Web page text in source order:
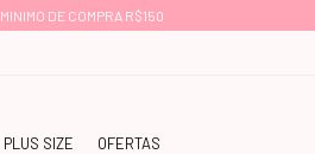
MINIMO DE COMPRA R$150
PLUS SIZE OFERTAS